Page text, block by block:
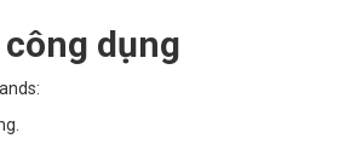
dụng